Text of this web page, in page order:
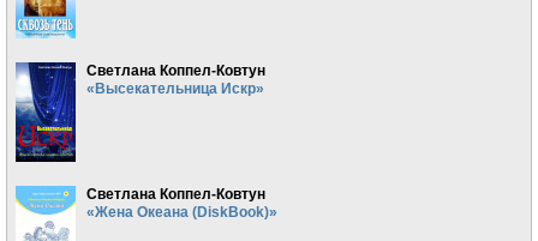
Светлана Коппел-Ковтун
«Высекательница Искр»
Светлана Коппел-Ковтун
«Жена Океана (DiskBook)»